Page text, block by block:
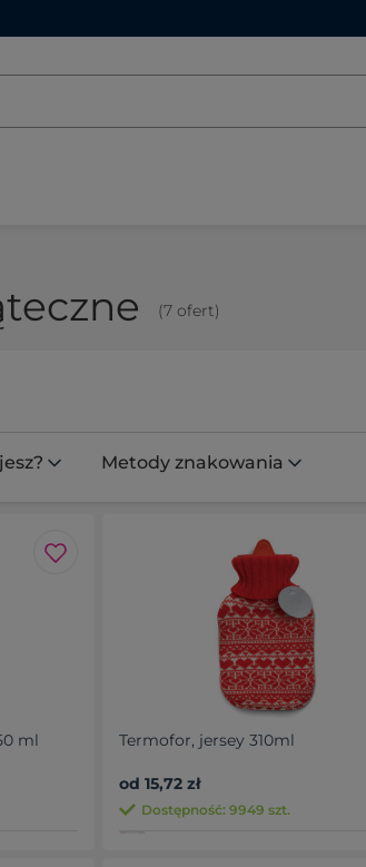
(7 ofert)
Metody znakowania
ml Termofor, jersey 310ml
od 15,72 zł
Dostępność: 9949 szt.